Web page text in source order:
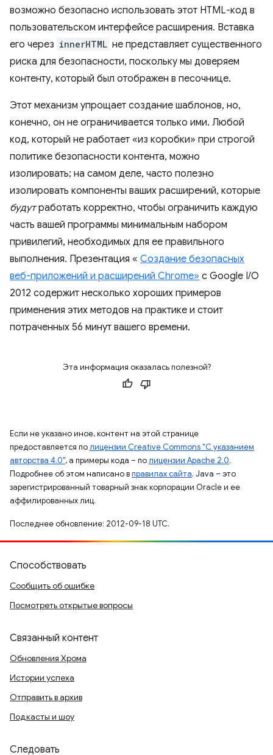
возможно безопасно использовать этот HTML-код в
пользовательском интерфейсе расширения. Вставка
его через innerHTML не представляет существенного
риска для безопасности, поскольку мы доверяем
контенту, который был отображен в песочнице.
Этот механизм упрощает создание шаблонов, но,
конечно, он не ограничивается только ими. Любой
код, который не работает «из коробки» при строгой
политике безопасности контента, можно
изолировать; на самом деле, часто полезно
изолировать компоненты ваших расширений, которые
будутработать корректно, чтобы ограничить каждую
часть вашей программы минимальным набором
привилегий, необходимых для ее правильного
выполнения. Презентация « Создание безопасных
веб-приложений и расширений Chrome» с Google I/O
2012 содержит несколько хороших примеров
применения этих методов на практике и стоит
потраченных 56 минут вашего времени.
Эта информация оказалась полезной?
Если не указано иное, контент на этой странице
предоставляется полицензии Creative Commons "С указанием
авторства 4.0", а примеры кода – полицензии Apache 2.0.
Подробнее об этом написано вправилах сайта. Java – это
зарегистрированный товарный знак корпорации Oracle и ее
аффилированных лиц.
Последнее обновление: 2012-09-18 UTC.
Способствовать
Сообщить об ошибке
Посмотреть открытые вопросы
Связанный контент
Обновления Хрома
Истории успеха
Отправить в архив
Подкасты и шоу
Следовать